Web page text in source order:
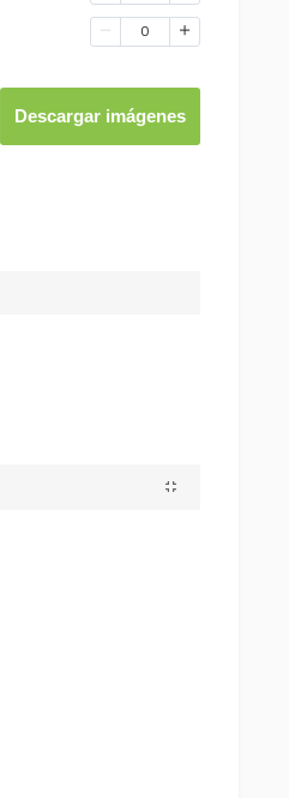
0
Descargar imágenes